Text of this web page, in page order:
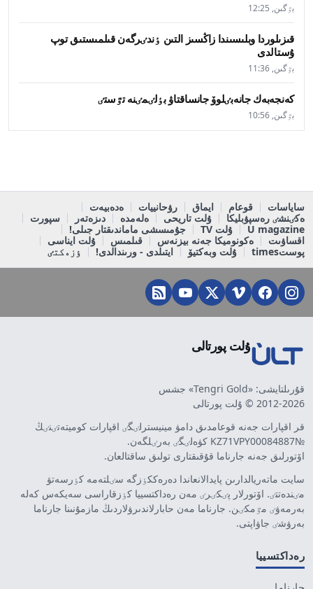
بٷگىن, 12:25
قىزىلوردا وبلىسىندا زاڭسىز التىن ٶندٸرگەن قىلمىستىق توپ
ۇستالدى
بٷگىن, 11:36
كەنجەبەك جانەبٸلوۆ جانساقتاۋ بٶلٸمٸنە تٷستٸ
بٷگىن, 10:56
ساياسات قوعام ايماق رۋحانييات
ەدەبيەت
ەكٸنشٸ رەسپۋبليكا
ۇلت تاريحى ەلەمدە دىزەتەر
سپورت
U magazine
ۇلت TV
جۇمىسشى ماماندىقتار جىلى!
اقساۋىت
ەكونوميكا جەنە بيزنەس قىلمىس
ۇلت ايناسى
پوستtimes
ۇلت وبەكتيۆ ايتىلدى - ورىندالدى! ٶزەكتٸ
ۇلت پورتالى
قۇرىلتايشى: «Tengri Gold» جشس
2012-2026 © ۇلت پورتالى
قر اقپارات جەنە قوعامدىق دامۋ مينيسترلٸگٸ اقپارات كوميتەتٸنٸڭ
№KZ71VPY00084887 كۋەلٸگٸ بەرٸلگەن.
اۆتورلىق جەنە جارناما قۇقىقتارى تولىق ساقتالعان.
سايت ماتەريالدارىن پايدالانعاندا دەرەككٶزگە سٸلتەمە كٶرسەتۋ
مٸندەتتٸ. اۆتورلار پٸكٸرٸ مەن رەداكتسييا كٶزقاراسى سەيكەس كەلە
بەرمەۋٸ مٷمكٸن. جارناما مەن حابارلاندىرۋلاردىڭ مازمۇنىنا جارناما
بەرۋشٸ جاۋاپتى.
رەداكتسييا